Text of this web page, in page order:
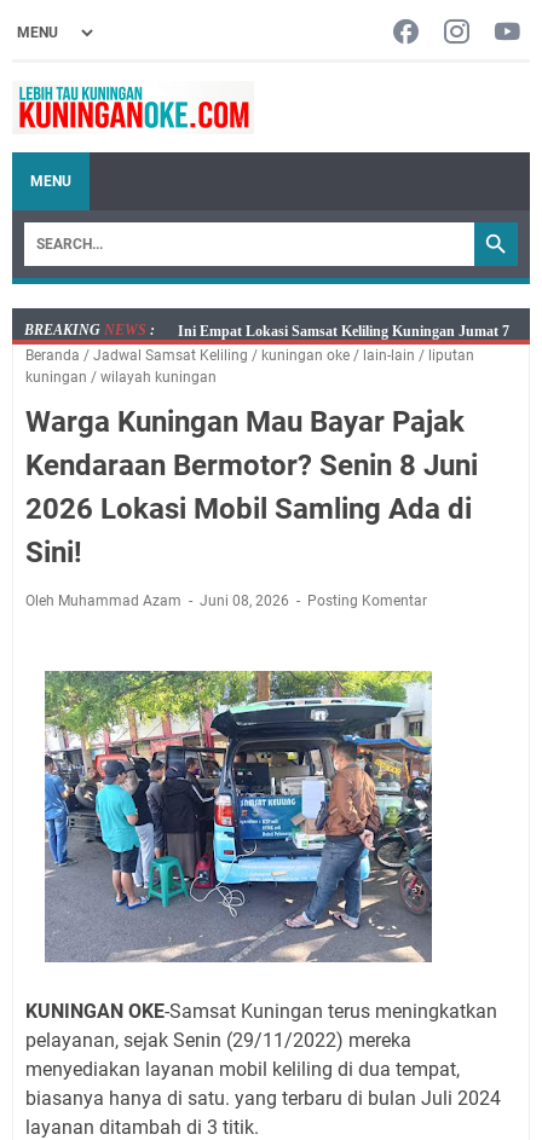
MENU
BREAKING NEWS :
Jumat 7 Agustus 2026 Mobil SIM Keliling Ada di
Kecamatan Sindangagung
Dicabut Dari Hidupmu, Kamu Akan Tetap Berjalan
Kelaparan Meskipun Memiliki Sekarung Penuh Uang
juga Tempat Beristirahat yang Paling Menenangkan, Ini
Sangat Seru
12 Ribu Liter
Uniku Jadi Tuan Rumah Pendampingan Penyusunan
Dokumen SPMI
Sudahkah Kita Merdeka Dari Hawa Nafsu?
Info Sembako di Pasar Kepuh Kuningan Kamis 6
Agustus 2026, Daging Naik, Telur Turun
Agenda Kegiatan Bupati Kuningan Jumat 7 Agustus
2026 Ada Tiga, Tapi yang Bakal Dihadiri Hanya Satu
Ini Empat Lokasi Samsat Keliling Kuningan Jumat 7
Agustus 2026
Beranda / Jadwal Samsat Keliling / kuningan oke / lain-lain / liputan
kuningan / wilayah kuningan
Warga Kuningan Mau Bayar Pajak
Kendaraan Bermotor? Senin 8 Juni
2026 Lokasi Mobil Samling Ada di
Sini!
Oleh Muhammad Azam Juni 08, 2026 Posting Komentar
KUNINGAN OKE-Samsat Kuningan terus meningkatkan
pelayanan, sejak Senin (29/11/2022) mereka
menyediakan layanan mobil keliling di dua tempat,
biasanya hanya di satu. yang terbaru di bulan Juli 2024
layanan ditambah di 3 titik.